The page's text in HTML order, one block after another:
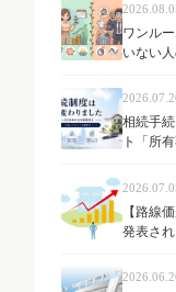
ワンル
いない
相続手
ト「所
【路線
発表され